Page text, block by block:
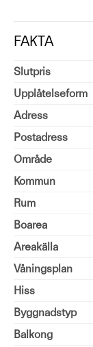
FAKTA
Slutpris
Upplåtelseform
Adress
Postadress
Område
Kommun
Rum
Boarea
Areakälla
Våningsplan
Hiss
Byggnadstyp
Balkong